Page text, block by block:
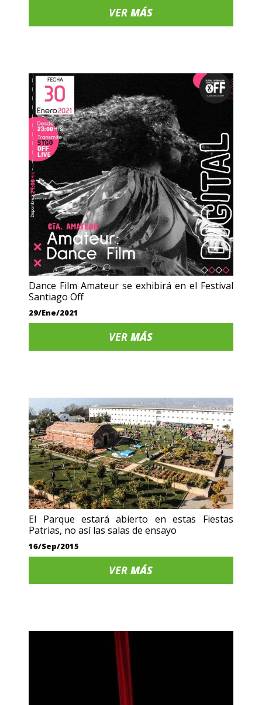
VERMÁS
Dance Film Amateur se exhibirá en el Festival
Santiago Off
29/Ene/2021
VERMÁS
El Parque estará abierto en estas Fiestas
Patrias, no así las salas de ensayo
16/Sep/2015
VERMÁS